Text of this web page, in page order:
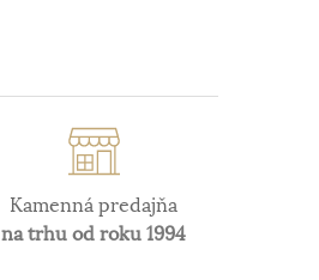
Kamenná predajňa
na trhu od roku 1994